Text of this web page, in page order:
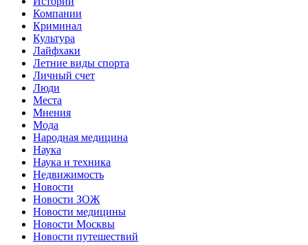
Компании
Криминал
Культура
Лайфхаки
Летние виды спорта
Личный счет
Люди
Места
Мнения
Мода
Народная медицина
Наука
Наука и техника
Недвижимость
Новости
Новости ЗОЖ
Новости медицины
Новости Москвы
Новости путешествий